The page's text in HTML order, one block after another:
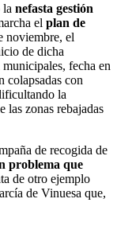
la nefasta gestión
el plan de
noviembre, el
de dicha
fecha en
colapsadas con
la
las zonas rebajadas
de recogida de
problema que
de otro ejemplo
de Vinuesa que,